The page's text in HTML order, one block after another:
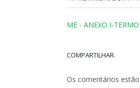
ME - ANEXO I-
COMPARTILHAR.
Os comentários